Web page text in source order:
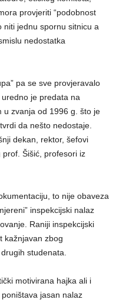
provjeriti “podobnost
niti jednu spornu sitnicu a
nedostatka
pa se sve provjeravalo
je predata na
u zvanja od 1996 g. što je
da nešto nedostaje.
dekan, rektor, šefovi
Šišić, profesori iz
to nije obaveza
inspekcijski nalaz
Raniji inspekcijski
kažnjavan zbog
studenata.
motivirana hajka ali i
jasan nalaz